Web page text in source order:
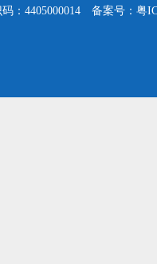
：4405000014
备案号：粤